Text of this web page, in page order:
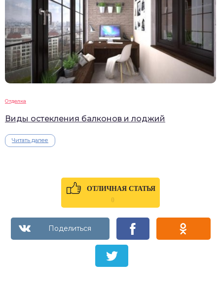
Отделка
Виды остекления балконов и лоджий
Читать далее
ОТЛИЧНАЯ СТАТЬЯ
0